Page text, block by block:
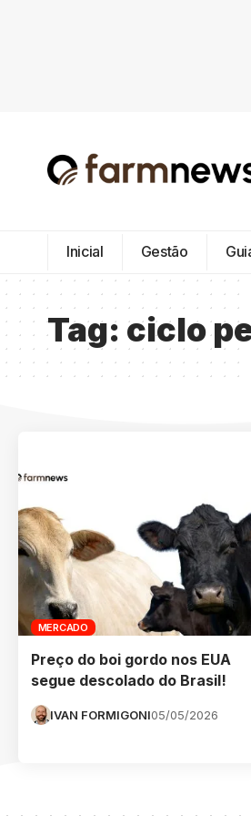
Inicial Gestão
Tag: ciclo
MERCADO
Preço do boi gordo nos EUA
segue descolado do Brasil!
IVAN FORMIGONI05/05/2026